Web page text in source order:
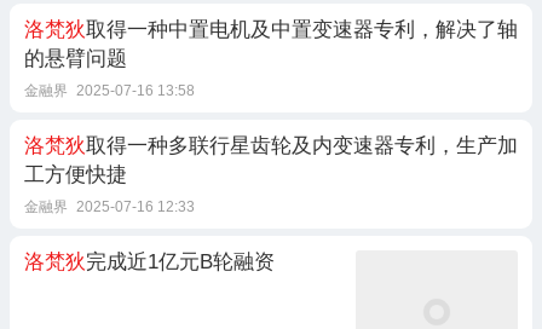
洛梵狄取得一种中置电机及中置变速器专利，解决了轴
的悬臂问题
金融界 2025-07-16 13:58
洛梵狄取得一种多联行星齿轮及内变速器专利，生产加
工方便快捷
金融界 2025-07-16 12:33
洛梵狄完成近1亿元B轮融资